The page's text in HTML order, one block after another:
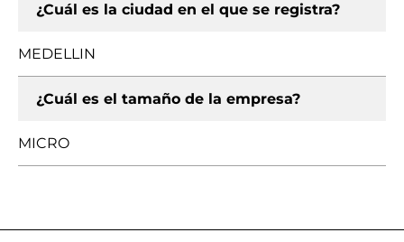
¿Cuál es la ciudad en el que se registra?
MEDELLIN
¿Cuál es el tamaño de la empresa?
MICRO